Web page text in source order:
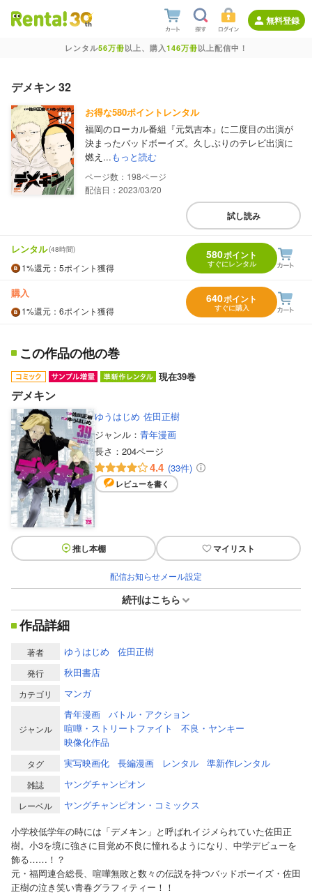
無料登録
レンタル56万冊以上、購入146万冊以上配信中！
デメキン 32
お得な580ポイントレンタル
福岡のローカル番組『元気吉本』に二度目の出演が
決まったバッドボーイズ。久しぶりのテレビ出演に
燃え...もっと読む
198
配信日：2023/03/20
試し読み
レンタル(48時間)
1%還元 ：5ポイント獲得
580ポイント
すぐにレンタル
購入
1%還元 ：6ポイント獲得
640ポイント
すぐに購入
この作品の他の巻
現在39巻
デメキン
ゆうはじめ 佐田正樹
ジャンル： 青年漫画
長さ： 204ページ
4.4 (33件)
レビューを書く
推し本棚 マイリスト
配信お知らせメール設定
続刊はこちら
作品詳細
著者 ゆうはじめ 佐田正樹
発行 秋田書店
カテゴリ マンガ
ジャンル
青年漫画
バトル・アクション
喧嘩・ストリートファイト
不良・ヤンキー
映像化作品
タグ 実写映画化 長編漫画 レンタル 準新作レンタル
雑誌 ヤングチャンピオン
レーベル
ヤングチャンピオン・コミックス
小学校低学年の時には「デメキン」と呼ばれイジメられていた佐田正
樹。小3を境に強さに目覚め不良に憧れるようになり、中学デビューを
飾る……！？
元・福岡連合総長、喧嘩無敗と数々の伝説を持つバッドボーイズ・佐田
正樹の泣き笑い青春グラフィティー！！